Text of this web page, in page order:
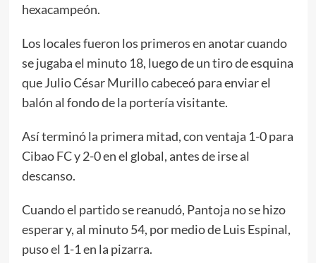
hexacampeón.
Los locales fueron los primeros en anotar cuando
se jugaba el minuto 18, luego de un tiro de esquina
que Julio César Murillo cabeceó para enviar el
balón al fondo de la portería visitante.
Así terminó la primera mitad, con ventaja 1-0 para
Cibao FC y 2-0 en el global, antes de irse al
descanso.
Cuando el partido se reanudó, Pantoja no se hizo
esperar y, al minuto 54, por medio de Luis Espinal,
puso el 1-1 en la pizarra.